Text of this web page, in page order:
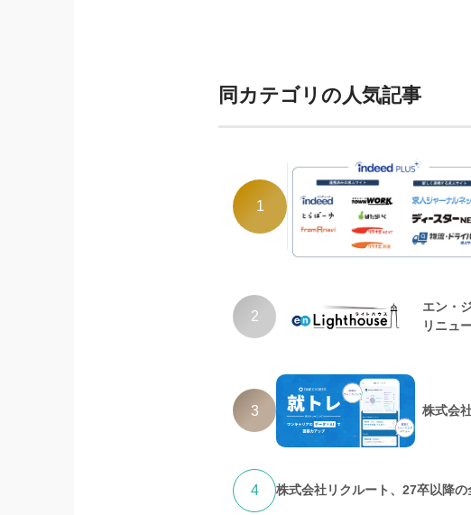
同カテゴリの人気記事
1
2
エン・
リニュ
3 株式会
4 株式会社リクルート、27卒以降